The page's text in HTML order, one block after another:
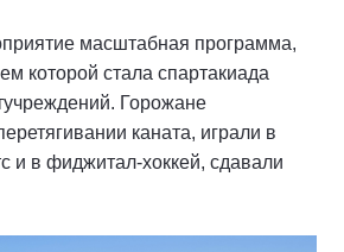
масштабная программа,
которой стала спартакиада
Горожане
каната, играли в
и в фиджитал-хоккей, сдавали